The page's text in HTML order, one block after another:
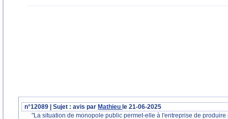
n°12089 | Sujet : avis par Mathieu le 21-06-2025
"La situation de monopole public permet-elle à l'entreprise de